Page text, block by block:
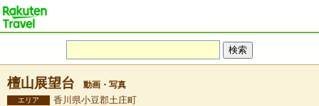
檀山展望台 動画・写真
エリア 香川県小豆郡土庄町